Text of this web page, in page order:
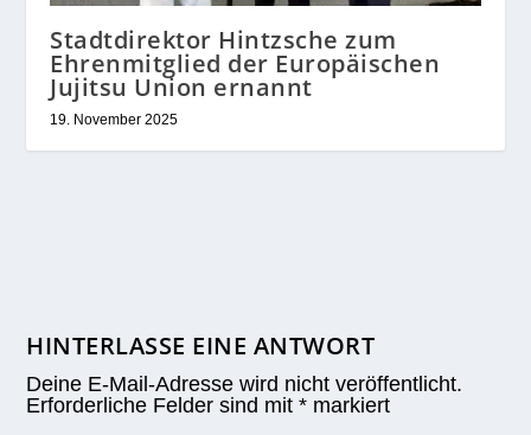
Stadtdirektor Hintzsche zum
Ehrenmitglied der Europäischen
Jujitsu Union ernannt
19. November 2025
HINTERLASSE EINE ANTWORT
Deine E-Mail-Adresse wird nicht veröffentlicht.
Erforderliche Felder sind mit* markiert